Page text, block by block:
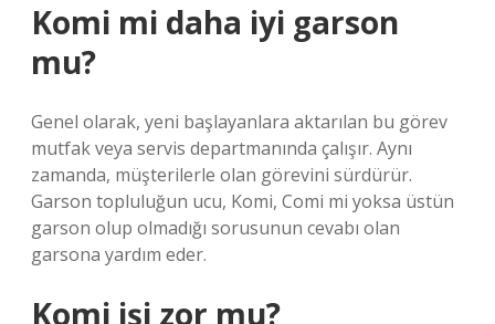
Komi mi daha iyi garson
mu?
Genel olarak, yeni başlayanlara aktarılan bu görev
mutfak veya servis departmanında çalışır. Aynı
zamanda, müşterilerle olan görevini sürdürür.
Garson topluluğun ucu, Komi, Comi mi yoksa üstün
garson olup olmadığı sorusunun cevabı olan
garsona yardım eder.
Komi işi zor mu?